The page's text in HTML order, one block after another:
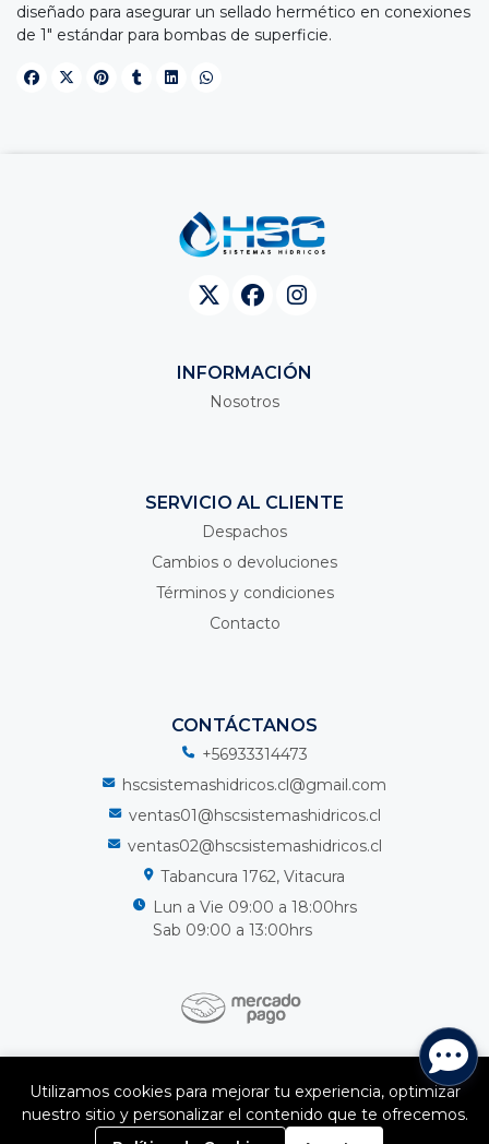
diseñado para asegurar un sellado hermético en conexiones
de 1" estándar para bombas de superficie.
INFORMACIÓN
Nosotros
SERVICIO AL CLIENTE
Despachos
Cambios o devoluciones
Términos y condiciones
Contacto
CONTÁCTANOS
+56933314473
hscsistemashidricos.cl@gmail.com
ventas01@hscsistemashidricos.cl
ventas02@hscsistemashidricos.cl
Tabancura 1762, Vitacura
Lun a Vie 09:00 a 18:00hrs
Sab 09:00 a 13:00hrs
HSC Sistemas Hidricos Spa © 2026
¿Te gusta mi tienda? Yo vendo conBsale
Utilizamos cookies para mejorar tu experiencia, optimizar
nuestro sitio y personalizar el contenido que te ofrecemos.